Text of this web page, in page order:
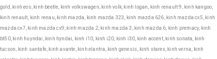
gold, kinh eos, kinh beetle, kinh volkswagen, kinh volk, kinh logan, kinh renault 9, kinh kangoo,
kinh renault, kinh renau, kinh mazda, kinh mazda 323, kinh mazda 626, kinh mazda cx5, kinh
mazda cx7, kinh mazda cx9, kinh mazda 2, kinh mazda 3, kinh mazda 6, kinh premacy, kinh
bt50, kinh huyndai, kinh hyndai, kinh i10, kinh i20, kinh i30, kinh accent, kinh sonata, kinh
tucson, kinh santafe, kinh avante, kinh elantra, kinh genesis, kinh starex, kinh verna, kinh